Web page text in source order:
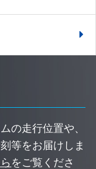
の走行位置や、
等をお届けしま
をご覧くださ